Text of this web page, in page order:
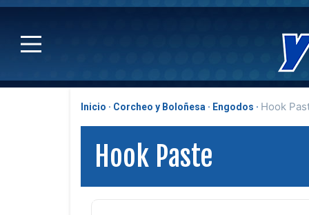
Inicio Corcheo y Boloñesa Engodos Hook
Hook Paste